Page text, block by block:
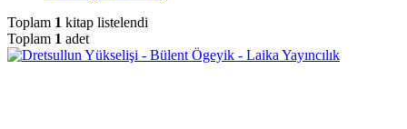
Toplam 1 kitap listelendi
Toplam 1 adet